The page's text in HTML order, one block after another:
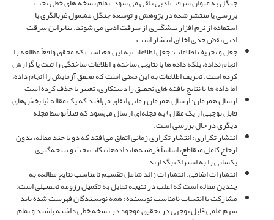
بررسی یا منتشر شده در پژوهش و توسعه جنگل مشمول غربالگری با
استفاده از نرم افزار پیشگیری از سرقت ادبی می شوند. بنابراین سرقت
ادبی نقض جدی اخلاق انتشار است.
جعل و تحریف اطلاعات: جعل اطلاعات به این معناست که محقق واقعاً مطالعه را
انجام نداده، بلکه داده ها یا نتایجی ساخته و اطلاعات ساختگی را ثبت یا گزارش
کرده است. تحریف اطلاعات به این معنی است که محقق آزمایش را انجام داده،
اما داده ها یا نتایج یافته های تحقیق را دستکاری، تغییر یا حذف کرده است
ارسال همزمان: ارسال همزمان زمانی اتفاق می‌افتد که یک مقاله (یا بخش‌های
قابل توجهی از یک مقال) به مجله‌ای ارسال می‌شود که قبلاً توسط مجله
دیگری در حال بررسی است.
انتشار تکراری: انتشار تکراری زمانی اتفاق می‌افتد که دو یا چند مقاله، بدون
ارجاع کامل متقاطع، اساساً فرضیه‌ها، داده‌ها، نکات بحث و نتیجه‌گیری
یکسانی را به اشتراک بگذارند.
انتشارات اضافی: انتشارات زائد شامل تقسیم نامناسب نتایج مطالعه به
چندین مقاله است که اغلب در نتیجه تمایل به تکمیل رزومه تحصیلی است.
مشارکت یا انتساب نامناسب نویسنده: همه نویسندگان فهرست شده باید
سهم علمی قابل توجهی در تحقیق موجود در نسخه خطی داشته باشند و تمام